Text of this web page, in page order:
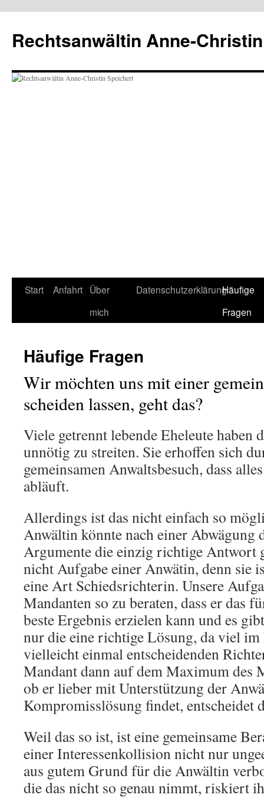
springen
Rechtsanwältin Anne-
Start Anfahrt Über
mich
DatenschutzerklärungHäufige
Fragen
Häufige Fragen
Wir möchten uns mit einer
scheiden lassen, geht das?
Viele getrennt lebende Eheleute haben
unnötig zu streiten. Sie erhoffen sich
gemeinsamen Anwaltsbesuch, dass
abläuft.
Allerdings ist das nicht einfach so
Anwältin könnte nach einer Abwägung
Argumente die einzig richtige Antwort
nicht Aufgabe einer Anwätin, denn sie
eine Art Schiedsrichterin. Unsere
Mandanten so zu beraten, dass er das
beste Ergebnis erzielen kann und es
nur die eine richtige Lösung, da viel im
vielleicht einmal entscheidenden
Mandant dann auf dem Maximum des
ob er lieber mit Unterstützung der
Kompromisslösung findet, entscheidet
Weil das so ist, ist eine gemeinsame
einer Interessenkollision nicht nur
aus gutem Grund für die Anwältin
die das nicht so genau nimmt, riskiert